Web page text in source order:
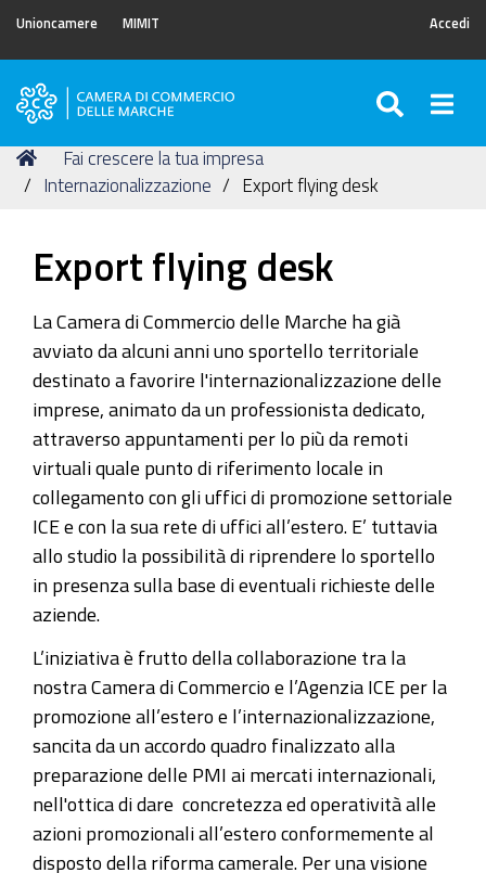
Unioncamere MIMIT Accedi
Camera
Commercio
delle
Tu
sei
Home
Fai crescere la tua impresa
Internazionalizzazione
Export flying desk
Export flying desk
La Camera di Commercio delle Marche ha già
avviato da alcuni anni uno sportello territoriale
destinato a favorire l'internazionalizzazione delle
imprese, animato da un professionista dedicato,
attraverso appuntamenti per lo più da remoti
virtuali quale punto di riferimento locale in
collegamento con gli uffici di promozione settoriale
ICE e con la sua rete di uffici all’estero. E’ tuttavia
allo studio la possibilità di riprendere lo sportello
in presenza sulla base di eventuali richieste delle
aziende.
L’iniziativa è frutto della collaborazione tra la
nostra Camera di Commercio e l’Agenzia ICE per la
promozione all’estero e l’internazionalizzazione,
sancita da un accordo quadro finalizzato alla
preparazione delle PMI ai mercati internazionali,
nell'ottica di dare concretezza ed operatività alle
azioni promozionali all’estero conformemente al
disposto della riforma camerale. Per una visione